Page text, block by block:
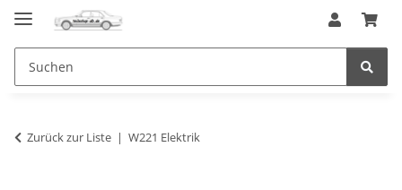
Zurück zur Liste W221 Elektrik